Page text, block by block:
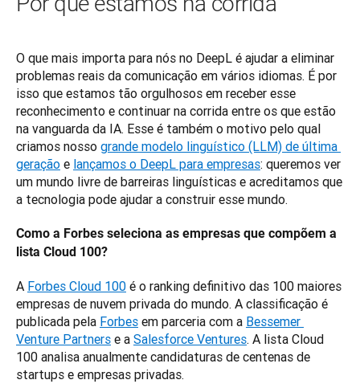
O que mais importa para nós no DeepL é ajudar a eliminar
problemas reais da comunicação em vários idiomas. É por
isso que estamos tão orgulhosos em receber esse
reconhecimento e continuar na corrida entre os que estão
na vanguarda da IA. Esse é também o motivo pelo qual
criamos nosso grande modelo linguístico (LLM) de última
geração e lançamos o DeepL para empresas: queremos ver
um mundo livre de barreiras linguísticas e acreditamos que
a tecnologia pode ajudar a construir esse mundo.
Como a Forbes seleciona as empresas que compõem a
lista Cloud 100?
A Forbes Cloud 100 é o ranking definitivo das 100 maiores
empresas de nuvem privada do mundo. A classificação é
publicada pela Forbes em parceria com a Bessemer
Venture Partners e a Salesforce Ventures. A lista Cloud
100 analisa anualmente candidaturas de centenas de
startups e empresas privadas.